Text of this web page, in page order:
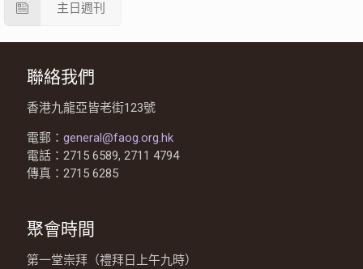
主日週刊
聯絡我們
香港九龍亞皆老街123號
電郵： general@faog.org.hk
電話：2715 6589, 2711 4794
傳真：2715 6285
聚會時間
第一堂崇拜（禮拜日上午九時）